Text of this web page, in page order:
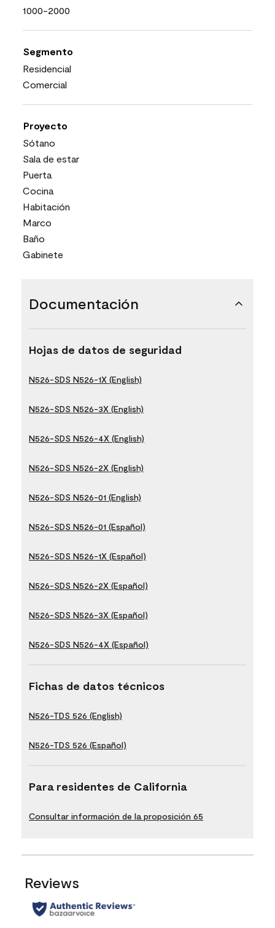
1000-2000
Segmento
Residencial
Comercial
Proyecto
Sótano
Sala de estar
Puerta
Cocina
Habitación
Marco
Baño
Gabinete
Documentación
Hojas de datos de seguridad
N526-SDS N526-1X (English)
N526-SDS N526-3X (English)
N526-SDS N526-4X (English)
N526-SDS N526-2X (English)
N526-SDS N526-01 (English)
N526-SDS N526-01 (Español)
N526-SDS N526-1X (Español)
N526-SDS N526-2X (Español)
N526-SDS N526-3X (Español)
N526-SDS N526-4X (Español)
Fichas de datos técnicos
N526-TDS 526 (English)
N526-TDS 526 (Español)
Para residentes de California
Consultar información de la proposición 65
Reviews